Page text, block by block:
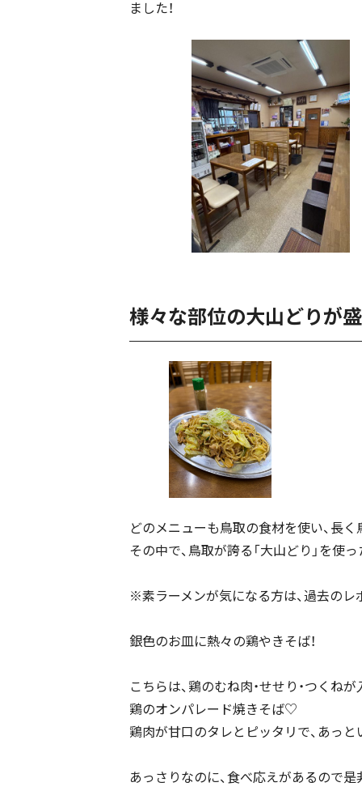
ました！
様々な部位の大山どりが
どのメニューも鳥取の食材を使い、長
その中で、鳥取が誇る「大山どり」を使
※素ラーメンが気になる方は、過去の
銀色のお皿に熱々の鶏やきそば！
こちらは、鶏のむね肉・せせり・つくねが
鶏のオンパレード焼きそば♡
鶏肉が甘口のタレとピッタリで、あっ
あっさりなのに、食べ応えがあるので